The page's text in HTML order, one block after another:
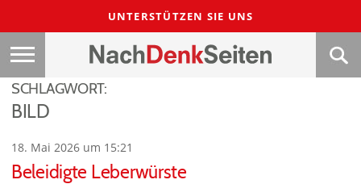
UNTERSTÜTZEN SIE UNS
SCHLAGWORT:
BILD
18. Mai 2026 um 15:21
Beleidigte Leberwürste